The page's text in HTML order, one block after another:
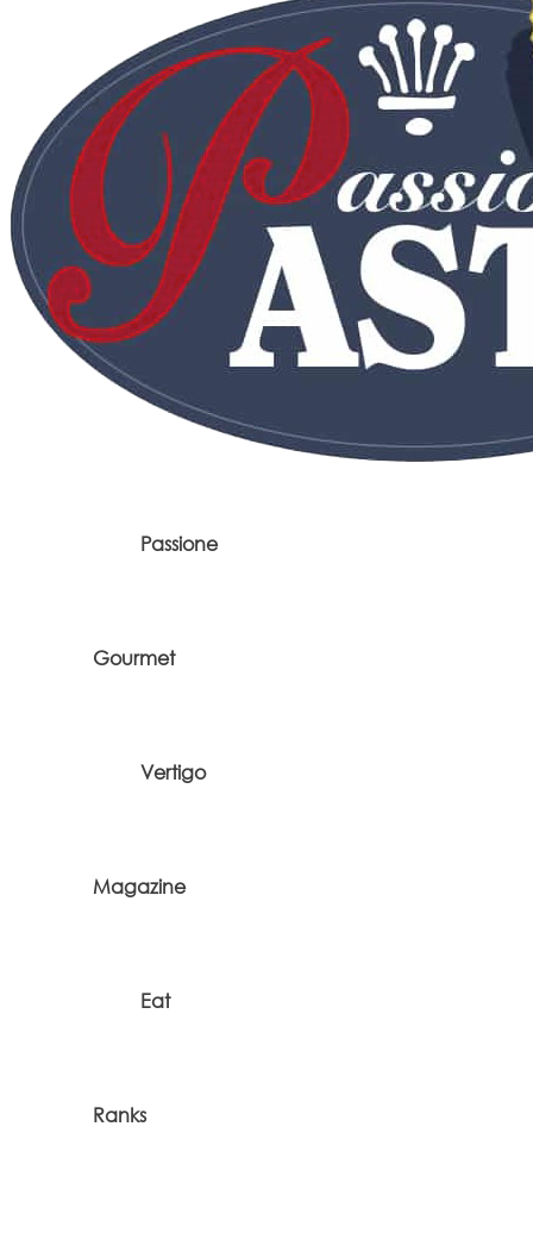
Passione
Gourmet
Vertigo
Magazine
Eat
Ranks